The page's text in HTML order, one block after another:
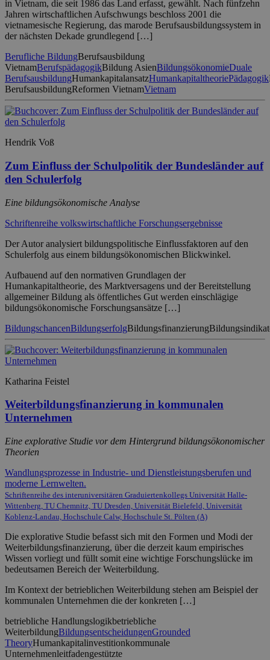
in Vietnam, die seit 1986 das Land erfasst, gewählt. Nach fünfzehn
Jahren wirtschaftlichen Aufschwungs beschloss 2001 die
vietnamesische Regierung, das marode Berufsausbildungssystem in
der nächsten Dekade grundlegend […]
Berufliche BildungBerufsausbildung
VietnamBerufspädagogikBildung AsienBildungsökonomieDuale
BerufsausbildungHumankapitalansatzHumankapitaltheoriePädagogik
BerufsausbildungReformen VietnamVietnam
Hendrik Voß
Zum Einfluss der Schulpolitik der Bundesländer auf
den Schulerfolg
Eine bildungsökonomische Analyse
Schriftenreihe volkswirtschaftliche Forschungsergebnisse
Der Autor analysiert bildungspolitische Einflussfaktoren auf den
Schulerfolg aus einem bildungsökonomischen Blickwinkel.
Aufbauend auf den normativen Grundlagen der
Humankapitaltheorie, des Marktversagens und der Bereitstellung
allgemeiner Bildung als öffentliches Gut werden einschlägige
bildungsökonomische Forschungsansätze […]
BildungschancenBildungserfolgBildungsfinanzierung
Katharina Feistel
Weiterbildungsfinanzierung in kommunalen
Unternehmen
Eine explorative Studie vor dem Hintergrund bildungsökonomischer
Theorien
Wandlungsprozesse in Industrie- und Dienstleistungsberufen und
moderne Lernwelten.
Schriftenreihe des interuniversitären Graduiertenkollegs Universität Halle-
Wittenberg, TU Chemnitz, TU Dresden, Universität Bielefeld, Universität
Koblenz-Landau, Hochschule Calw, Hochschule St. Pölten (A)
Die explorative Studie befasst sich mit den Formen und Modi der
Weiterbildungsfinanzierung, über die derzeit kaum empirisches
Wissen vorliegt und füllt somit eine wichtige Forschungslücke im
bedeutsamen Bereich der Weiterbildung.
Im Kontext der betrieblichen Weiterbildung stehen am Beispiel der
kommunalen Unternehmen die der konkreten […]
betriebliche Handlungslogikbetriebliche
WeiterbildungBildungsentscheidungenGrounded
TheoryHumankapitalinvestitionkommunale
Unternehmenleitfadengestützte